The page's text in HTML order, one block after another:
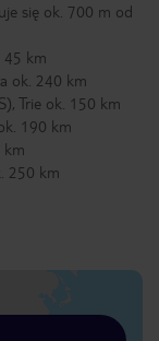
się ok. 700 m od
45 km
ok. 240 km
Trie ok. 150 km
190 km
km
250 km